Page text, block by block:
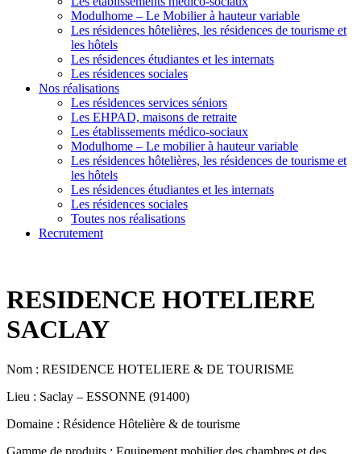
Modulhome – Le Mobilier à hauteur variable
Les résidences hôtelières, les résidences de tourisme et
les hôtels
Les résidences étudiantes et les internats
Les résidences sociales
Nos réalisations
Les résidences services séniors
Les EHPAD, maisons de retraite
Les établissements médico-sociaux
Modulhome – Le mobilier à hauteur variable
Les résidences hôtelières, les résidences de tourisme et
les hôtels
Les résidences étudiantes et les internats
Les résidences sociales
Toutes nos réalisations
Recrutement
RESIDENCE HOTELIERE
SACLAY
Nom : RESIDENCE HOTELIERE & DE TOURISME
Lieu : Saclay – ESSONNE (91400)
Domaine : Résidence Hôtelière & de tourisme
Gamme de produits : Equipement mobilier des chambres et des